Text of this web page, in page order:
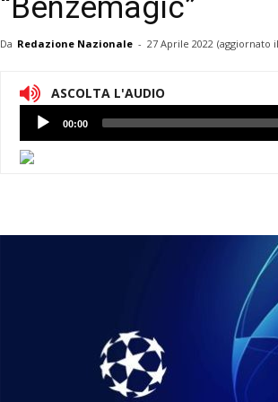
“Benzemagic”
Da Redazione Nazionale - 27 Aprile 2022 (aggiornato il
ASCOLTA L'AUDIO
Lettore
Audio
00:00